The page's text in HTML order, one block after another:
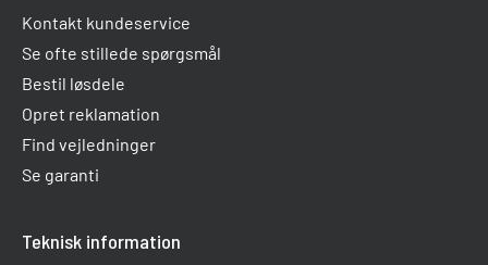
Kontakt kundeservice
Se ofte stillede spørgsmål
Bestil løsdele
Opret reklamation
Find vejledninger
Se garanti
Teknisk information